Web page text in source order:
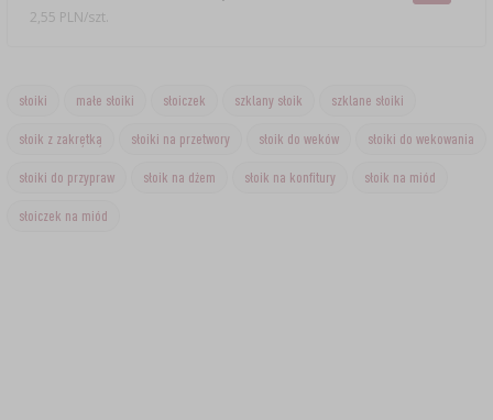
2,55 PLN/szt.
słoiki małe słoiki słoiczek szklany słoik szklane słoiki
słoik z zakrętką słoiki na przetwory słoik do weków słoiki do wekowania
słoiki do przypraw słoik na dżem słoik na konfitury słoik na miód
słoiczek na miód